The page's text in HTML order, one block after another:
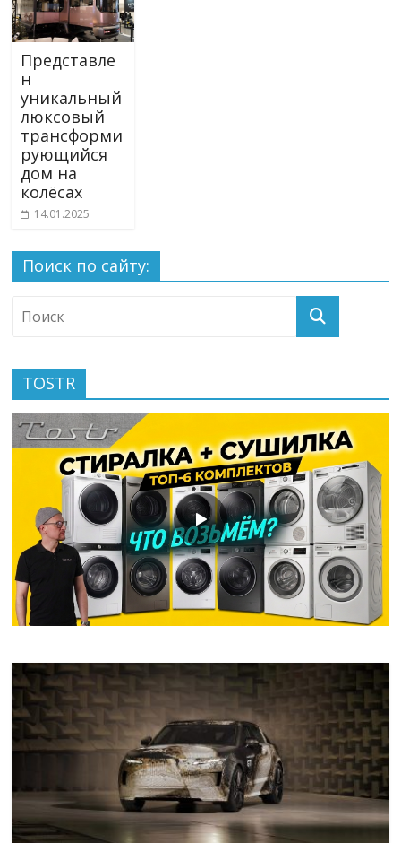
Представле
н
уникальный
люксовый
трансформи
рующийся
дом на
колёсах
14.01.2025
Поиск по сайту:
TOSTR